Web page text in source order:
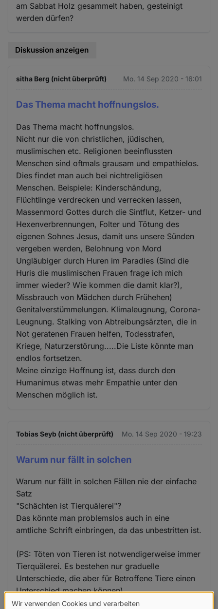
am Sabbat Holz gesammelt haben, gesteinigt
werden dürfen?
Diskussion anzeigen
sitha Berg (nicht überprüft) Mo. 14 Sep 2020 - 16:01
Das Thema macht hoffnungslos.
Das Thema macht hoffnungslos.
Nicht nur die von christlichen, jüdischen,
muslimischen etc. Religionen beeinflussten
Menschen sind oftmals grausam und empathielos.
Dies findet man auch bei nichtreligiösen
Menschen. Beispiele: Kinderschändung,
Flüchtlinge verdrecken und verrecken lassen,
Massenmord Gottes durch die Sintflut, Ketzer- und
Hexenverbrennungen, Folter und Tötung des
eigenen Sohnes Jesus, damit uns unsere Sünden
vergeben werden, Belohnung von Mord
Ungläubiger durch Huren im Paradies (Sind die
Huris die muslimischen Frauen frage ich mich
immer wieder? Wie kommen die damit klar?),
Missbrauch von Mädchen durch Frühehen)
Genitalverstümmelungen. Klimaleugnung, Corona-
Leugnung. Stalking von Abtreibungsärzten, die in
Not geratenen Frauen helfen, Todesstrafen,
Kriege, Naturzerstörung.....Die Liste könnte man
endlos fortsetzen.
Meine einzige Hoffnung ist, dass durch den
Humanimus etwas mehr Empathie unter den
Menschen möglich ist.
Tobias Seyb (nicht überprüft) Mo. 14 Sep 2020 - 19:23
Warum nur fällt in solchen
Warum nur fällt in solchen Fällen nie der einfache
Satz
"Schächten ist Tierquälerei"?
Das könnte man problemslos auch in eine
amtliche Schrift einbringen, da das unbestritten ist.
(PS: Töten von Tieren ist notwendigerweise immer
Tierquälerei. Es bestehen nur graduelle
Unterschiede, die aber für Betroffene Tiere einen
Unterschied machen können)
Wir verwenden Cookies und verarbeiten